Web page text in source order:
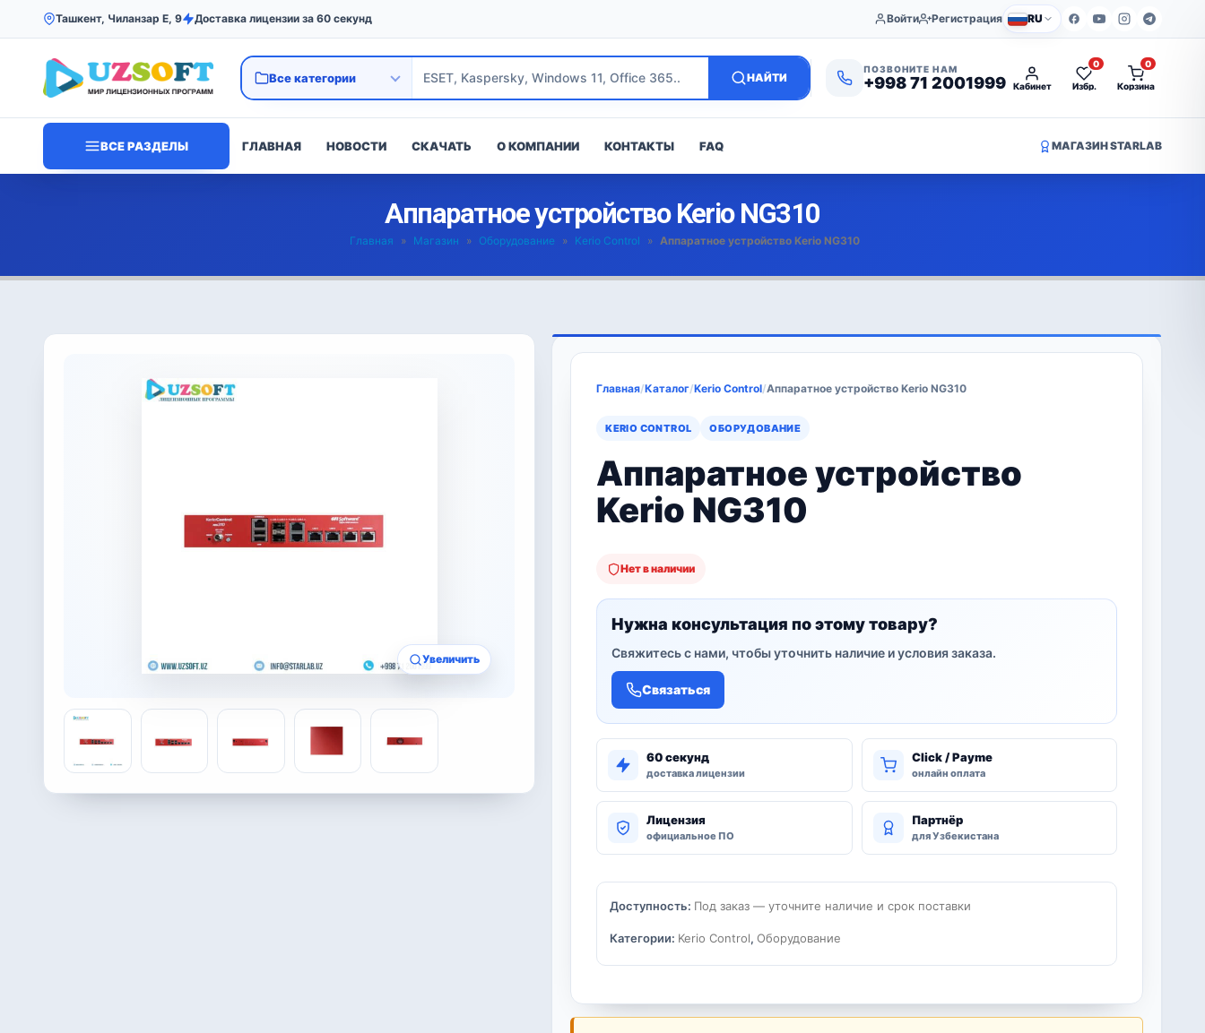
Ташкент, Чиланзар Е, 9 Доставка лицензии за 60 секунд Войти Регистрация RU
НАЙТИ
ПОЗВОНИТЕ НАМ
+998 71 2001999 Кабинет Избр.
0
Корзина
0
ВСЕ РАЗДЕЛЫ ГЛАВНАЯ НОВОСТИ СКАЧАТЬ О КОМПАНИИ КОНТАКТЫ FAQ МАГАЗИН STARLAB
Аппаратное устройство Kerio NG310
Главная » Магазин » Оборудование » Kerio Control » Аппаратное устройство Kerio NG310
Увеличить
Главная/Каталог/Kerio Control/Аппаратное устройство Kerio NG310
KERIO CONTROL ОБОРУДОВАНИЕ
Аппаратное устройство
Kerio NG310
Нет в наличии
Нужна консультация по этому товару?
Свяжитесь с нами, чтобы уточнить наличие и условия заказа.
Связаться
60 секунд
доставка лицензии
Click / Payme
онлайн оплата
Лицензия
официальное ПО
Партнёр
для Узбекистана
Доступность: Под заказ — уточните наличие и срок поставки
Категории: Kerio Control,Оборудование